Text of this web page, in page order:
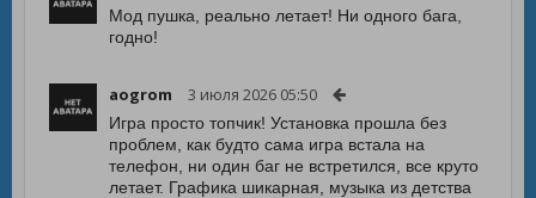
Мод пушка, реально летает! Ни одного бага,
годно!
aogrom 3 июля 2026 05:50
Игра просто топчик! Установка прошла без
проблем, как будто сама игра встала на
телефон, ни один баг не встретился, все круто
летает. Графика шикарная, музыка из детства